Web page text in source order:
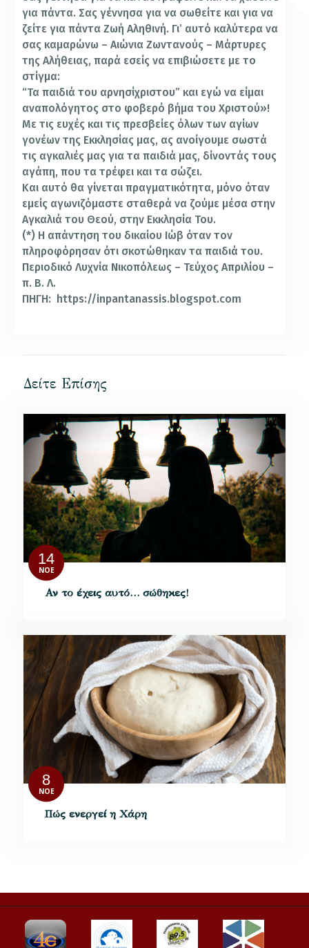
για πάντα. Σας γέννησα για να σωθείτε και για να
ζείτε για πάντα Ζωή Αληθινή. Γι’ αυτό καλύτερα να
σας καμαρώνω – Αιώνια Ζωντανούς – Μάρτυρες
της Αλήθειας, παρά εσείς να επιβιώσετε με το
στίγμα:
“Τα παιδιά του αρνησίχριστου” και εγώ να είμαι
αναπολόγητος στο φοβερό βήμα του Χριστού»!
Με τις ευχές και τις πρεσβείες όλων των αγίων
γονέων της Εκκλησίας μας, ας ανοίγουμε σωστά
τις αγκαλιές μας για τα παιδιά μας, δίνοντάς τους
αγάπη, που τα τρέφει και τα σώζει.
Και αυτό θα γίνεται πραγματικότητα, μόνο όταν
εμείς αγωνιζόμαστε σταθερά να ζούμε μέσα στην
Αγκαλιά του Θεού, στην Εκκλησία Του.
(*) Η απάντηση του δικαίου Ιώβ όταν τον
πληροφόρησαν ότι σκοτώθηκαν τα παιδιά του.
Περιοδικό Λυχνία Νικοπόλεως – Τεύχος Απριλίου –
π. Β. Λ.
ΠΗΓΗ: https://inpantanassis.blogspot.com
Δείτε Επίσης
14
ΝΟΈ
Αν το έχεις αυτό… σώθηκες!
8
ΝΟΈ
Πώς ενεργεί η Χάρη